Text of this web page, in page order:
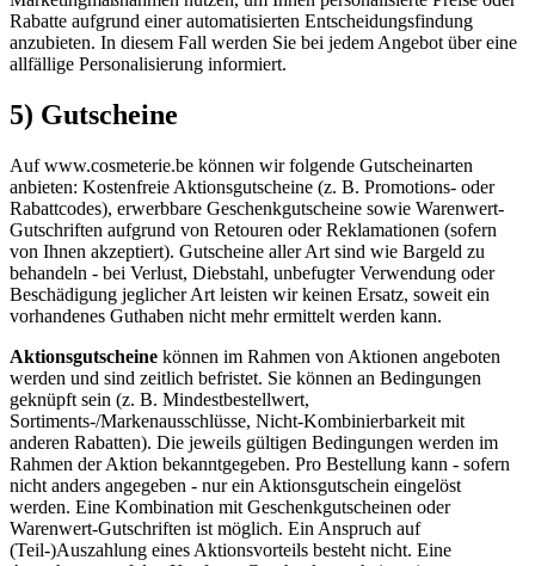
Rabatte aufgrund einer automatisierten Entscheidungsfindung
anzubieten. In diesem Fall werden Sie bei jedem Angebot über eine
allfällige Personalisierung informiert.
5) Gutscheine
Auf www.cosmeterie.be können wir folgende Gutscheinarten
anbieten: Kostenfreie Aktionsgutscheine (z. B. Promotions- oder
Rabattcodes), erwerbbare Geschenkgutscheine sowie Warenwert-
Gutschriften aufgrund von Retouren oder Reklamationen (sofern
von Ihnen akzeptiert). Gutscheine aller Art sind wie Bargeld zu
behandeln - bei Verlust, Diebstahl, unbefugter Verwendung oder
Beschädigung jeglicher Art leisten wir keinen Ersatz, soweit ein
vorhandenes Guthaben nicht mehr ermittelt werden kann.
Aktionsgutscheine können im Rahmen von Aktionen angeboten
werden und sind zeitlich befristet. Sie können an Bedingungen
geknüpft sein (z. B. Mindestbestellwert,
Sortiments-/Markenausschlüsse, Nicht-Kombinierbarkeit mit
anderen Rabatten). Die jeweils gültigen Bedingungen werden im
Rahmen der Aktion bekanntgegeben. Pro Bestellung kann - sofern
nicht anders angegeben - nur ein Aktionsgutschein eingelöst
werden. Eine Kombination mit Geschenkgutscheinen oder
Warenwert-Gutschriften ist möglich. Ein Anspruch auf
(Teil-)Auszahlung eines Aktionsvorteils besteht nicht. Eine